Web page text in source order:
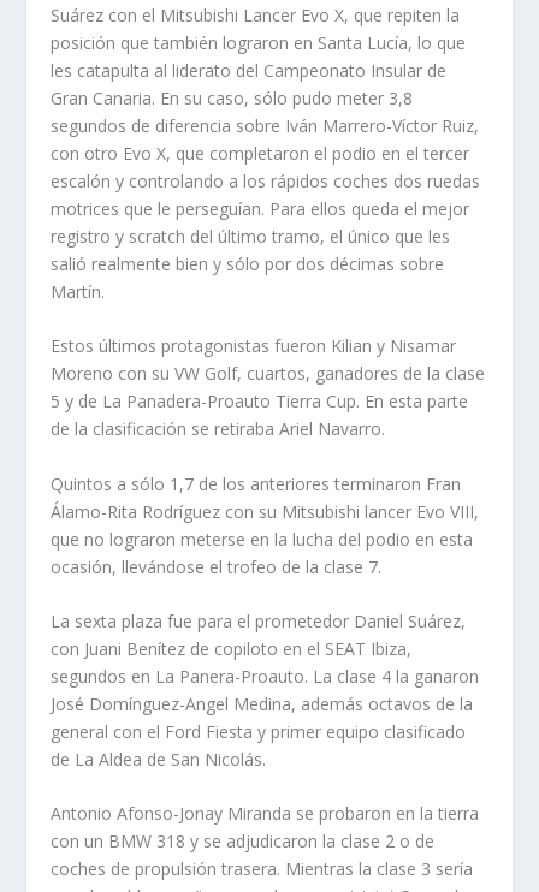
Suárez con el Mitsubishi Lancer Evo X, que repiten la
posición que también lograron en Santa Lucía, lo que
les catapulta al liderato del Campeonato Insular de
Gran Canaria. En su caso, sólo pudo meter 3,8
segundos de diferencia sobre Iván Marrero-Víctor Ruiz,
con otro Evo X, que completaron el podio en el tercer
escalón y controlando a los rápidos coches dos ruedas
motrices que le perseguían. Para ellos queda el mejor
registro y scratch del último tramo, el único que les
salió realmente bien y sólo por dos décimas sobre
Martín.
Estos últimos protagonistas fueron Kilian y Nisamar
Moreno con su VW Golf, cuartos, ganadores de la clase
5 y de La Panadera-Proauto Tierra Cup. En esta parte
de la clasificación se retiraba Ariel Navarro.
Quintos a sólo 1,7 de los anteriores terminaron Fran
Álamo-Rita Rodríguez con su Mitsubishi lancer Evo VIII,
que no lograron meterse en la lucha del podio en esta
ocasión, llevándose el trofeo de la clase 7.
La sexta plaza fue para el prometedor Daniel Suárez,
con Juani Benítez de copiloto en el SEAT Ibiza,
segundos en La Panera-Proauto. La clase 4 la ganaron
José Domínguez-Angel Medina, además octavos de la
general con el Ford Fiesta y primer equipo clasificado
de La Aldea de San Nicolás.
Antonio Afonso-Jonay Miranda se probaron en la tierra
con un BMW 318 y se adjudicaron la clase 2 o de
coches de propulsión trasera. Mientras la clase 3 sería